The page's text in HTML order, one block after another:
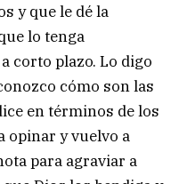
y que le dé la
lo tenga
corto plazo. Lo digo
cómo son las
en términos de los
opinar y vuelvo a
para agraviar a